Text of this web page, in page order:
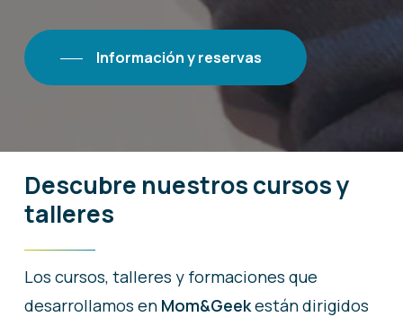
Información y reservas
Descubre nuestroscursosy
talleres
Los cursos, talleres y formaciones que
desarrollamos enMom&Geekestán dirigidos